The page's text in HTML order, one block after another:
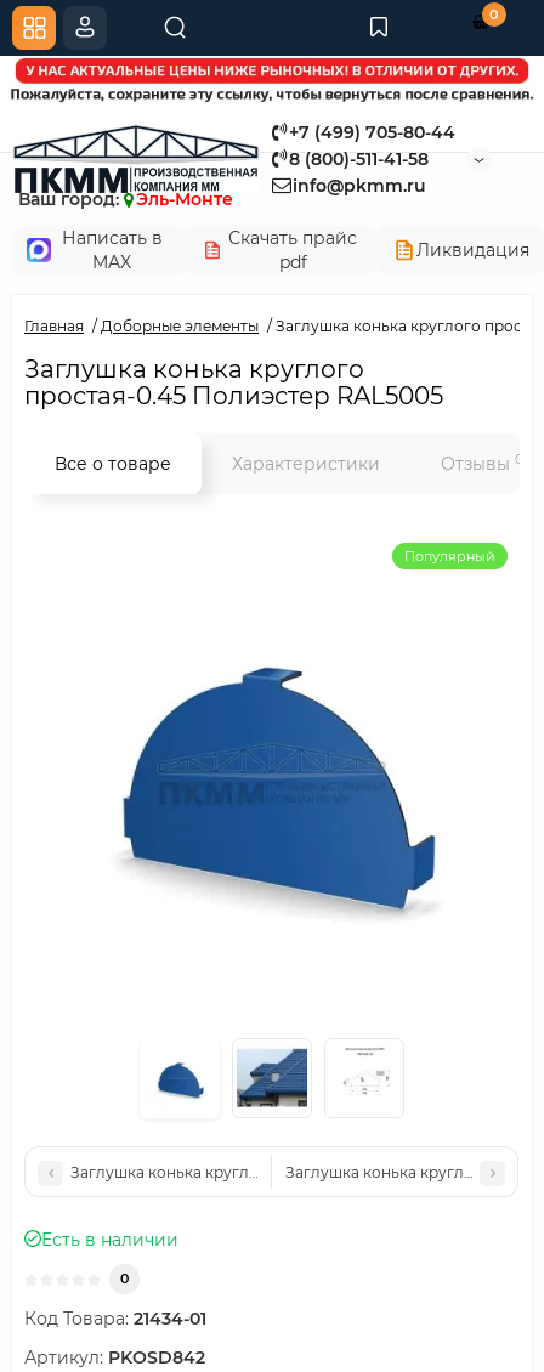
+7 (499) 705-80-44
8 (800)-511-41-58
info@pkmm.ru
Ваш город:
Эль-Монте
Написать в
MAX
Скачать прайс
pdf
Ликвидация
0
Главная Доборные элементы Заглушка конька круглого
Заглушка конька круглого
простая-0.45 Полиэстер RAL5005
Все о товаре Характеристики Отзывы 0
Популярный
Заглушка конька круглого простая-0.5 Полиэстер RAL5002
Заглушка конька круглого
Есть в наличии
0
Код Товара: 21434-01
Артикул: PKOSD842